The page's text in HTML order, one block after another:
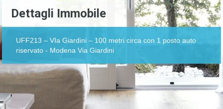
Dettagli Immobile
UFF213 – VIa Giardini – 100 metri circa con 1 posto auto
riservato - Modena Via Giardini